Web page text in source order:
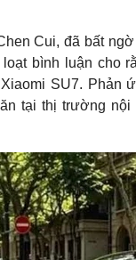
Cui, đã bất
bình luận cho
SU7. Phản
tại thị trường